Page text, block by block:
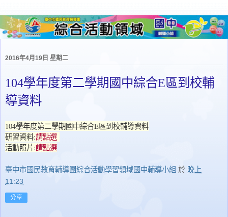
2016年4月19日 星期二
104學年度第二學期國中綜合E區到校輔
導資料
104學年度第二學期國中綜合E區到校輔導資料
研習資料:請點選
活動照片:請點選
臺中市國民教育輔導團綜合活動學習領域國中輔導小組 於 晚上
11:23
分享